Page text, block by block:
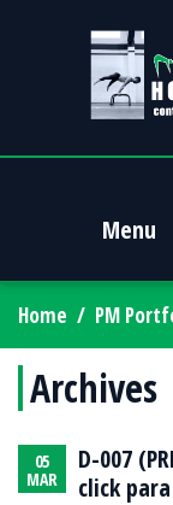
Menu
Home / PM
Archives
05
MAR
D-007
click